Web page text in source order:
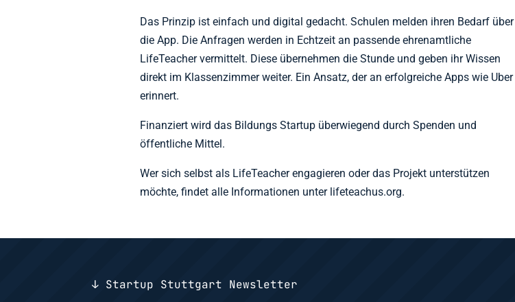
Das Prinzip ist einfach und digital gedacht. Schulen melden ihren Bedarf über
die App. Die Anfragen werden in Echtzeit an passende ehrenamtliche
LifeTeacher vermittelt. Diese übernehmen die Stunde und geben ihr Wissen
direkt im Klassenzimmer weiter. Ein Ansatz, der an erfolgreiche Apps wie Uber
erinnert.
Finanziert wird das Bildungs Startup überwiegend durch Spenden und
öffentliche Mittel.
Wer sich selbst als LifeTeacher engagieren oder das Projekt unterstützen
möchte, findet alle Informationen unter lifeteachus.org.
↓ Startup Stuttgart Newsletter